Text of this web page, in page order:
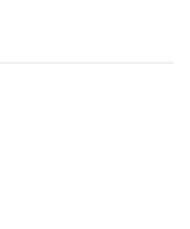
del restaurante
favoritos, su
recetas
Aprende a
estigmas del